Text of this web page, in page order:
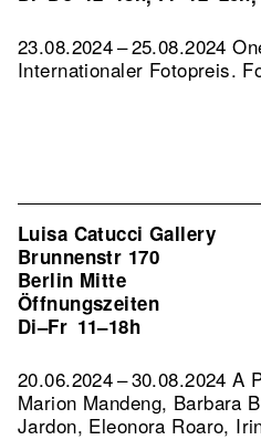
23.08.2024 – 25.08.2024
Internationaler Fotopreis.
Luisa Catucci Gallery
Brunnenstr 170
Berlin Mitte
Öffnungszeiten
Di–Fr 11–18h
20.06.2024 – 30.08.2024 A
Marion Mandeng, Barbara
Jardon, Eleonora Roaro,